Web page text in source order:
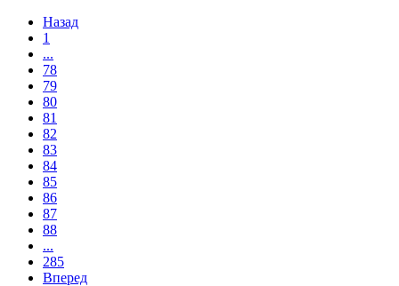
Назад
1
...
78
79
80
81
82
83
84
85
86
87
88
...
285
Вперед